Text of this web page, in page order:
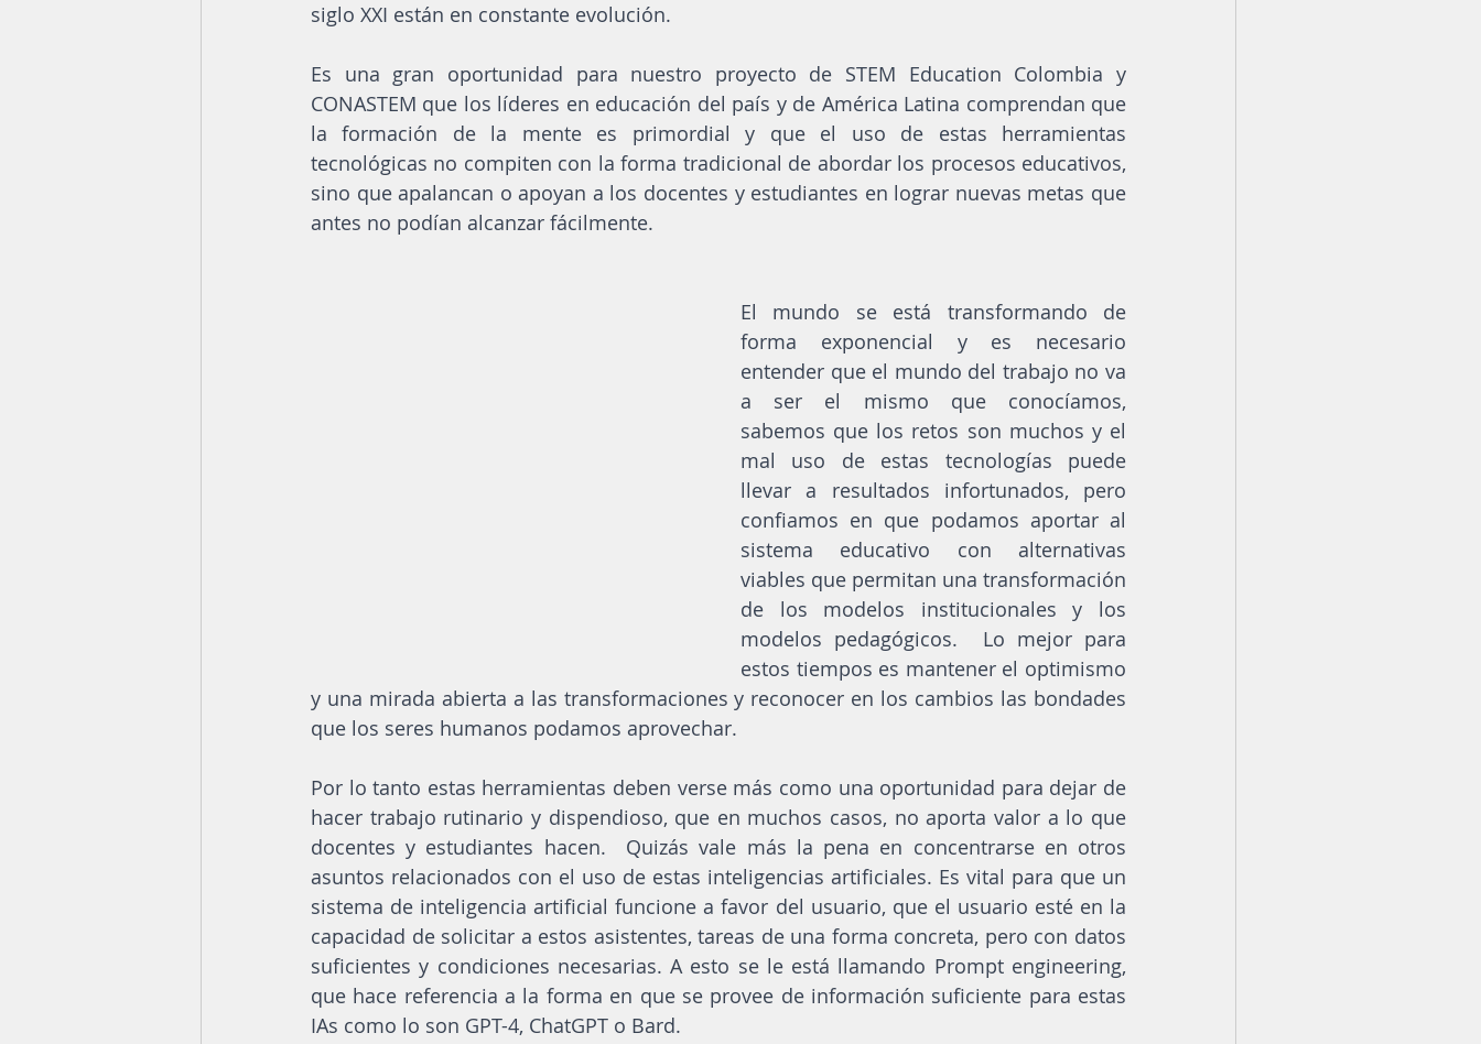
siglo XXI están en constante evolución.
Es una gran oportunidad para nuestro proyecto de STEM Education Colombia y
CONASTEM que los líderes en educación del país y de América Latina comprendan que
la formación de la mente es primordial y que el uso de estas herramientas
tecnológicas no compiten con la forma tradicional de abordar los procesos educativos,
sino que apalancan o apoyan a los docentes y estudiantes en lograr nuevas metas que
antes no podían alcanzar fácilmente.
El mundo se está transformando de
forma exponencial y es necesario
entender que el mundo del trabajo no va
a ser el mismo que conocíamos,
sabemos que los retos son muchos y el
mal uso de estas tecnologías puede
llevar a resultados infortunados, pero
confiamos en que podamos aportar al
sistema educativo con alternativas
viables que permitan una transformación
de los modelos institucionales y los
modelos pedagógicos.  Lo mejor para
estos tiempos es mantener el optimismo
y una mirada abierta a las transformaciones y reconocer en los cambios las bondades
que los seres humanos podamos aprovechar.
Por lo tanto estas herramientas deben verse más como una oportunidad para dejar de
hacer trabajo rutinario y dispendioso, que en muchos casos, no aporta valor a lo que
docentes y estudiantes hacen.  Quizás vale más la pena en concentrarse en otros
asuntos relacionados con el uso de estas inteligencias artificiales. Es vital para que un
sistema de inteligencia artificial funcione a favor del usuario, que el usuario esté en la
capacidad de solicitar a estos asistentes, tareas de una forma concreta, pero con datos
suficientes y condiciones necesarias. A esto se le está llamando Prompt engineering,
que hace referencia a la forma en que se provee de información suficiente para estas
IAs como lo son GPT-4, ChatGPT o Bard.